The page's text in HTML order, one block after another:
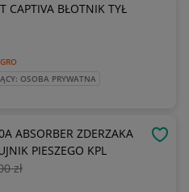
CAPTIVA BŁOTNIK TYŁ
OSOBA PRYWATNA
ABSORBER ZDERZAKA
PIESZEGO KPL
zł